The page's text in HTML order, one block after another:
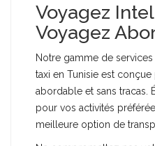
Voyagez
Voyagez
Notre gamme de
taxi en Tunisie est
abordable et sans tracas.
pour vos activités
meilleure option de